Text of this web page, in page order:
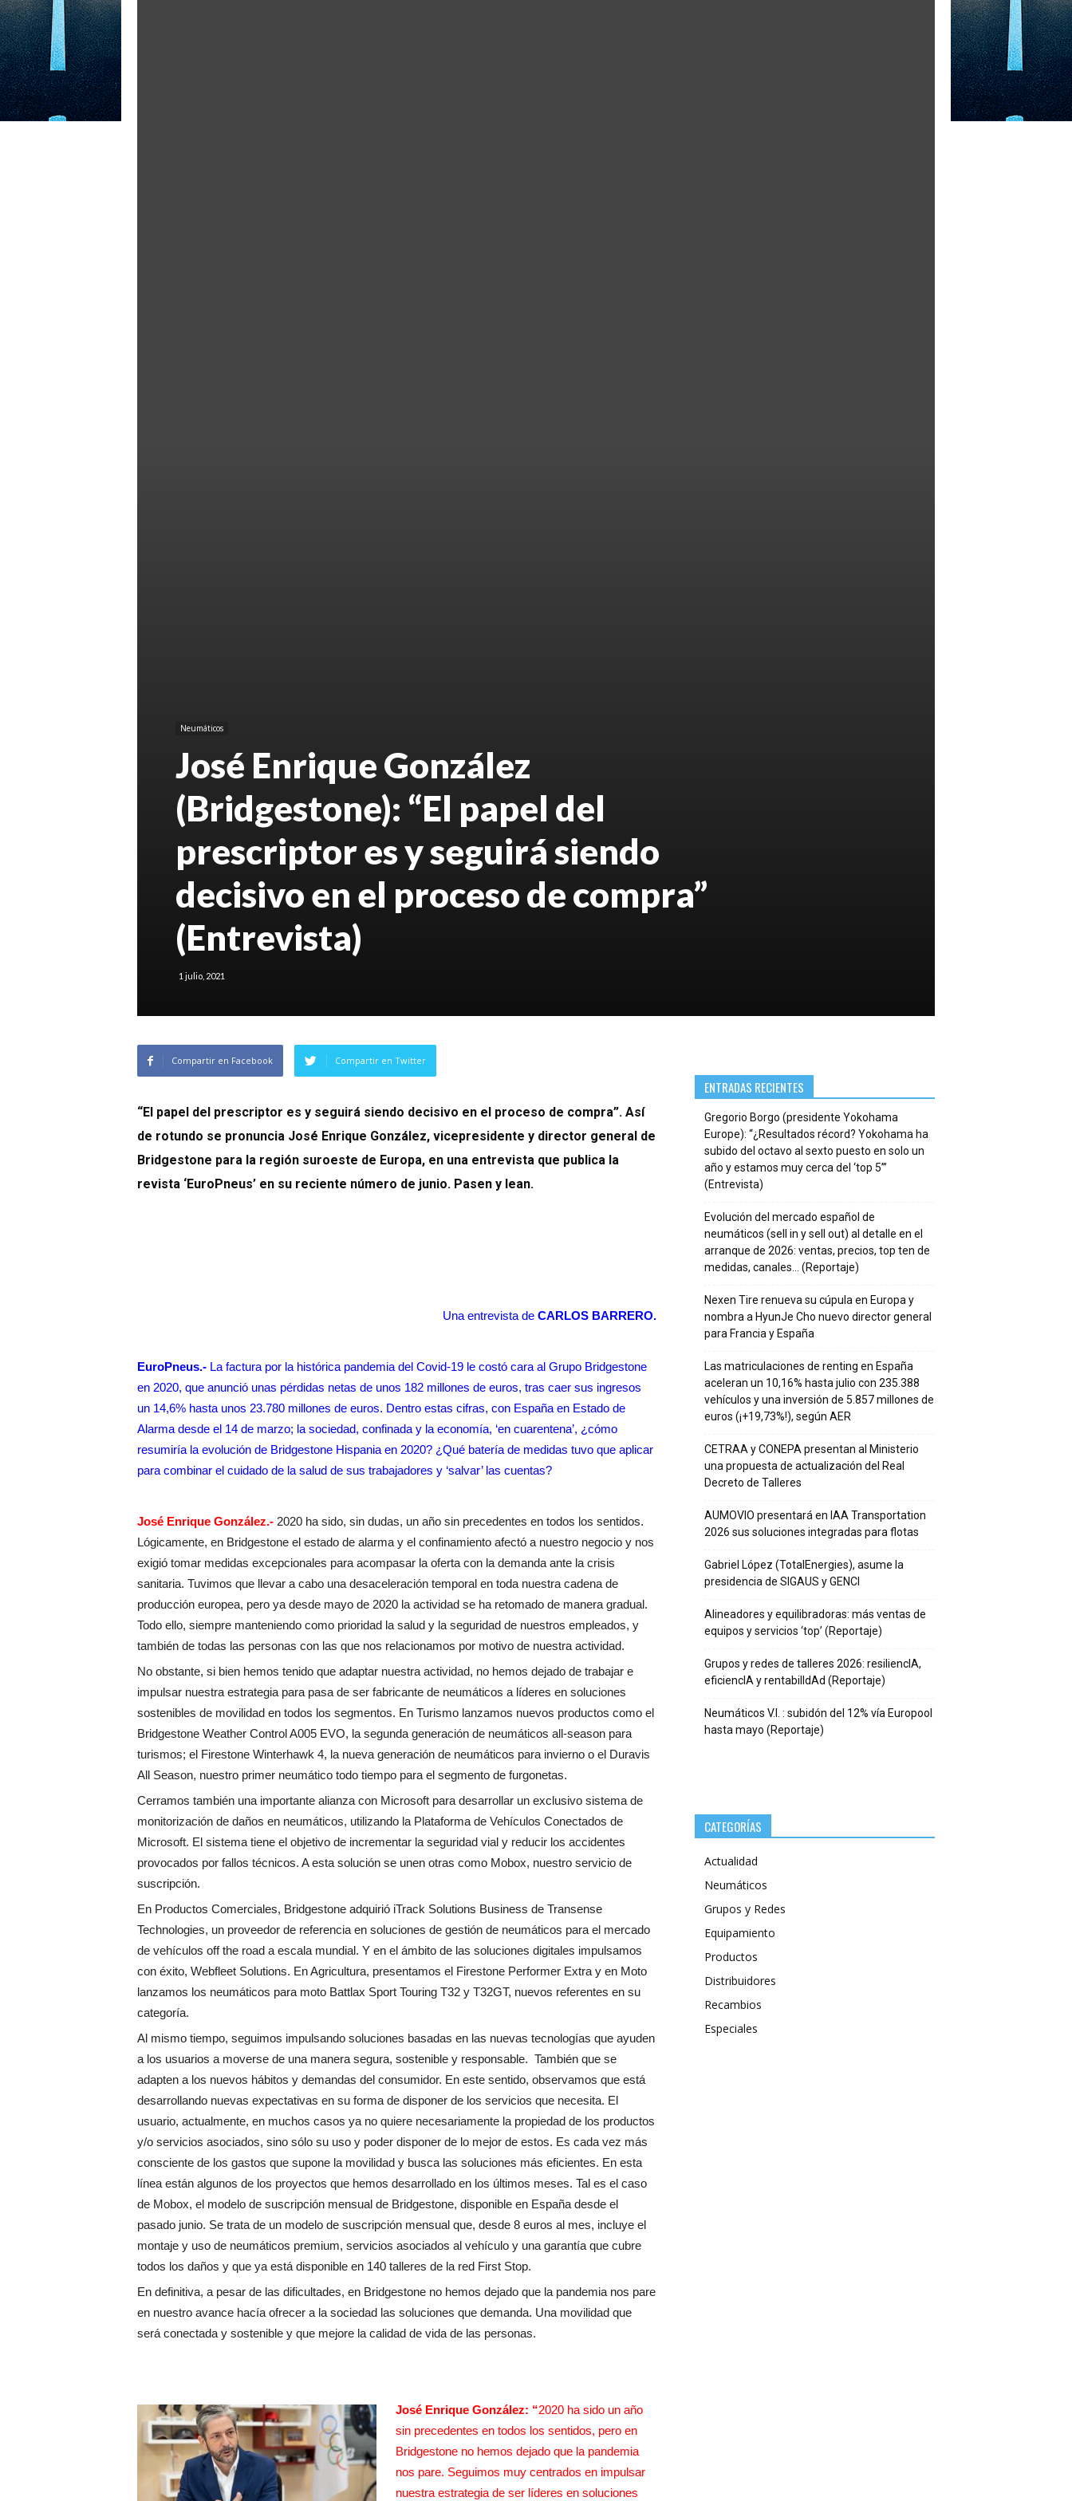
Neumáticos
José Enrique González
(Bridgestone): “El papel del
prescriptor es y seguirá siendo
decisivo en el proceso de compra”
(Entrevista)
1 julio, 2021
Compartir en Facebook Compartir en Twitter
“El papel del prescriptor es y seguirá siendo decisivo en el proceso de compra”. Así
de rotundo se pronuncia José Enrique González, vicepresidente y director general de
Bridgestone para la región suroeste de Europa, en una entrevista que publica la
revista ‘EuroPneus’ en su reciente número de junio. Pasen y lean.
Una entrevista de CARLOS BARRERO.
EuroPneus.- La factura por la histórica pandemia del Covid-19 le costó cara al Grupo Bridgestone
en 2020, que anunció unas pérdidas netas de unos 182 millones de euros, tras caer sus ingresos
un 14,6% hasta unos 23.780 millones de euros. Dentro estas cifras, con España en Estado de
Alarma desde el 14 de marzo; la sociedad, confinada y la economía, ‘en cuarentena’, ¿cómo
resumiría la evolución de Bridgestone Hispania en 2020? ¿Qué batería de medidas tuvo que aplicar
para combinar el cuidado de la salud de sus trabajadores y ‘salvar’ las cuentas?
José Enrique González.- 2020 ha sido, sin dudas, un año sin precedentes en todos los sentidos.
Lógicamente, en Bridgestone el estado de alarma y el confinamiento afectó a nuestro negocio y nos
exigió tomar medidas excepcionales para acompasar la oferta con la demanda ante la crisis
sanitaria. Tuvimos que llevar a cabo una desaceleración temporal en toda nuestra cadena de
producción europea, pero ya desde mayo de 2020 la actividad se ha retomado de manera gradual.
Todo ello, siempre manteniendo como prioridad la salud y la seguridad de nuestros empleados, y
también de todas las personas con las que nos relacionamos por motivo de nuestra actividad.
No obstante, si bien hemos tenido que adaptar nuestra actividad, no hemos dejado de trabajar e
impulsar nuestra estrategia para pasa de ser fabricante de neumáticos a líderes en soluciones
sostenibles de movilidad en todos los segmentos. En Turismo lanzamos nuevos productos como el
Bridgestone Weather Control A005 EVO, la segunda generación de neumáticos all-season para
turismos; el Firestone Winterhawk 4, la nueva generación de neumáticos para invierno o el Duravis
All Season, nuestro primer neumático todo tiempo para el segmento de furgonetas.
Cerramos también una importante alianza con Microsoft para desarrollar un exclusivo sistema de
monitorización de daños en neumáticos, utilizando la Plataforma de Vehículos Conectados de
Microsoft. El sistema tiene el objetivo de incrementar la seguridad vial y reducir los accidentes
provocados por fallos técnicos. A esta solución se unen otras como Mobox, nuestro servicio de
suscripción.
En Productos Comerciales, Bridgestone adquirió iTrack Solutions Business de Transense
Technologies, un proveedor de referencia en soluciones de gestión de neumáticos para el mercado
de vehículos off the road a escala mundial. Y en el ámbito de las soluciones digitales impulsamos
con éxito, Webfleet Solutions. En Agricultura, presentamos el Firestone Performer Extra y en Moto
lanzamos los neumáticos para moto Battlax Sport Touring T32 y T32GT, nuevos referentes en su
categoría.
Al mismo tiempo, seguimos impulsando soluciones basadas en las nuevas tecnologías que ayuden
a los usuarios a moverse de una manera segura, sostenible y responsable. También que se
adapten a los nuevos hábitos y demandas del consumidor. En este sentido, observamos que está
desarrollando nuevas expectativas en su forma de disponer de los servicios que necesita. El
usuario, actualmente, en muchos casos ya no quiere necesariamente la propiedad de los productos
y/o servicios asociados, sino sólo su uso y poder disponer de lo mejor de estos. Es cada vez más
consciente de los gastos que supone la movilidad y busca las soluciones más eficientes. En esta
línea están algunos de los proyectos que hemos desarrollado en los últimos meses. Tal es el caso
de Mobox, el modelo de suscripción mensual de Bridgestone, disponible en España desde el
pasado junio. Se trata de un modelo de suscripción mensual que, desde 8 euros al mes, incluye el
montaje y uso de neumáticos premium, servicios asociados al vehículo y una garantía que cubre
todos los daños y que ya está disponible en 140 talleres de la red First Stop.
En definitiva, a pesar de las dificultades, en Bridgestone no hemos dejado que la pandemia nos pare
en nuestro avance hacía ofrecer a la sociedad las soluciones que demanda. Una movilidad que
será conectada y sostenible y que mejore la calidad de vida de las personas.
José Enrique González: “2020 ha sido un año
sin precedentes en todos los sentidos, pero en
Bridgestone no hemos dejado que la pandemia
nos pare. Seguimos muy centrados en impulsar
nuestra estrategia de ser líderes en soluciones
ENTRADAS RECIENTES
Gregorio Borgo (presidente Yokohama
Europe): “¿Resultados récord? Yokohama ha
subido del octavo al sexto puesto en solo un
año y estamos muy cerca del ‘top 5’”
(Entrevista)
Evolución del mercado español de
neumáticos (sell in y sell out) al detalle en el
arranque de 2026: ventas, precios, top ten de
medidas, canales… (Reportaje)
Nexen Tire renueva su cúpula en Europa y
nombra a HyunJe Cho nuevo director general
para Francia y España
Las matriculaciones de renting en España
aceleran un 10,16% hasta julio con 235.388
vehículos y una inversión de 5.857 millones de
euros (¡+19,73%!), según AER
CETRAA y CONEPA presentan al Ministerio
una propuesta de actualización del Real
Decreto de Talleres
AUMOVIO presentará en IAA Transportation
2026 sus soluciones integradas para flotas
Gabriel López (TotalEnergies), asume la
presidencia de SIGAUS y GENCI
Alineadores y equilibradoras: más ventas de
equipos y servicios ‘top’ (Reportaje)
Grupos y redes de talleres 2026: resiliencIA,
eficiencIA y rentabilIdAd (Reportaje)
Neumáticos V.I. : subidón del 12% vía Europool
hasta mayo (Reportaje)
CATEGORÍAS
Actualidad
Neumáticos
Grupos y Redes
Equipamiento
Productos
Distribuidores
Recambios
Especiales